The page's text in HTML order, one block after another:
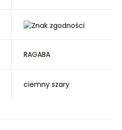
RAGABA
ciemny szary